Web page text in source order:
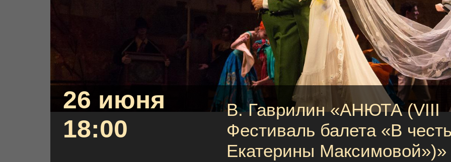
26 июня
18:00
В. Гаврилин «АНЮТА (VIII
Фестиваль балета «В честь
Екатерины Максимовой»)»